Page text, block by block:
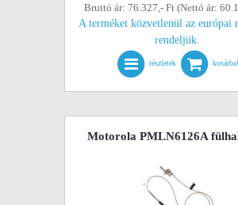
Bruttó ár: 76.327,- Ft (Nettó ár:
A terméket közvetlenül az európai
rendeljük.
részletek kosárba!
Motorola PMLN6126A